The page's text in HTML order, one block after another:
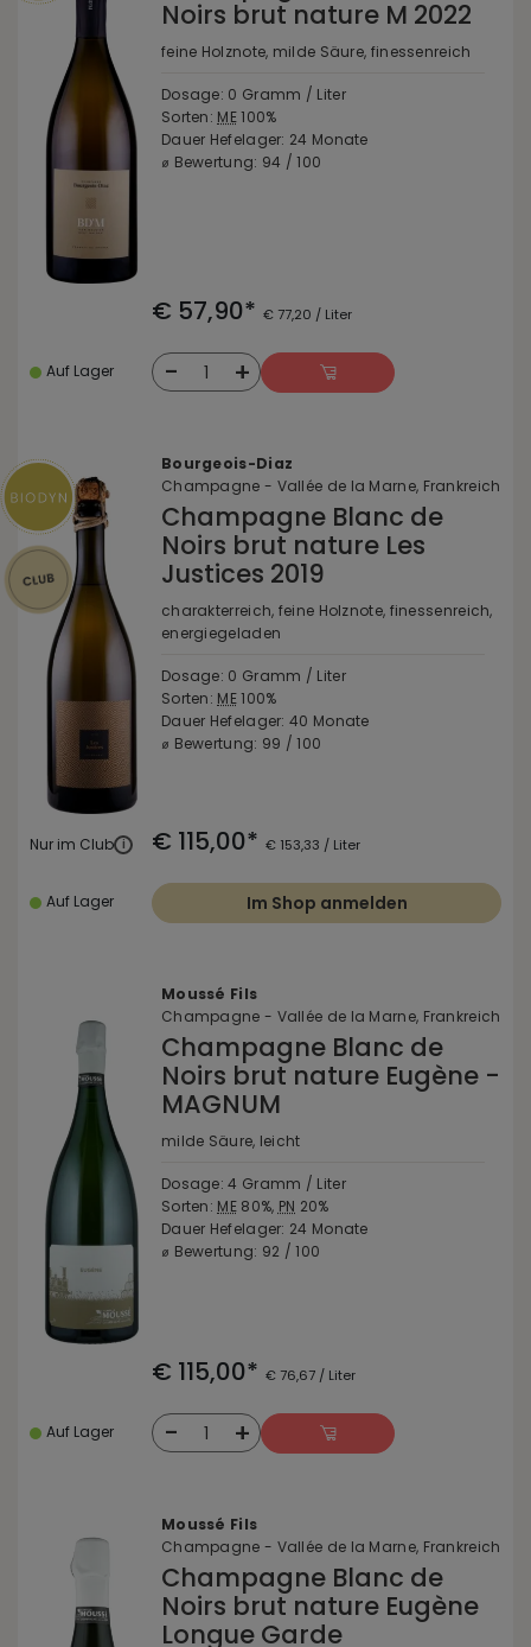
Noirs brut nature M 2022
feine Holznote, milde Säure, finessenreich
Dosage: 0 Gramm / Liter
Sorten: ME100%
Dauer Hefelager: 24 Monate
⌀ Bewertung: 94 / 100
€ 57,90* € 77,20 / Liter
Auf Lager - 1 +
Bourgeois-Diaz
Champagne - Vallée de la Marne, Frankreich
Champagne Blanc de
Noirs brut nature Les
Justices 2019
charakterreich, feine Holznote, finessenreich,
energiegeladen
Dosage: 0 Gramm / Liter
Sorten: ME100%
Dauer Hefelager: 40 Monate
⌀ Bewertung: 99 / 100
Nur im Club i € 115,00* € 153,33 / Liter
Auf Lager Im Shop anmelden
Moussé Fils
Champagne - Vallée de la Marne, Frankreich
Champagne Blanc de
Noirs brut nature Eugène -
MAGNUM
milde Säure, leicht
Dosage: 4 Gramm / Liter
Sorten: ME80%, PN 20%
Dauer Hefelager: 24 Monate
⌀ Bewertung: 92 / 100
€ 115,00* € 76,67 / Liter
Auf Lager - 1 +
Moussé Fils
Champagne - Vallée de la Marne, Frankreich
Champagne Blanc de
Noirs brut nature Eugène
Longue Garde